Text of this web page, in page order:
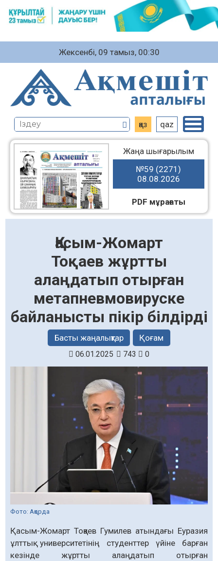
Жексенбі, 09 тамыз, 00:30
қаз qaz
Жаңа шығарылым
№59 (2271)
08.08.2026
PDF мұрағаты
Қасым-Жомарт
Тоқаев жұртты
алаңдатып отырған
метапневмовируске
байланысты пікір білдірді
Басты жаңалықтар Қоғам
06.01.2025 743 0
Фото: Ақорда
Қасым-Жомарт Тоқаев Гумилев атындағы Еуразия
ұлттық университетінің студенттер үйіне барған
кезінде жұртты алаңдатып отырған